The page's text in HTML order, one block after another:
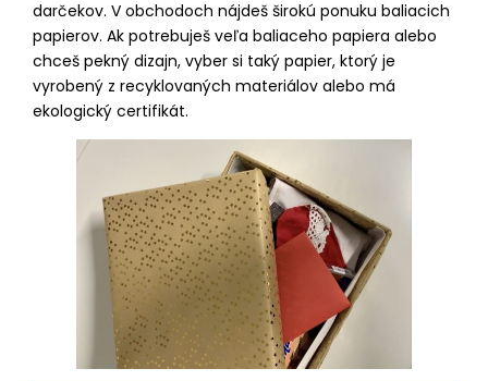
darčekov. V obchodoch nájdeš širokú ponuku baliacich
papierov. Ak potrebuješ veľa baliaceho papiera alebo
chceš pekný dizajn, vyber si taký papier, ktorý je
vyrobený z recyklovaných materiálov alebo má
ekologický certifikát.